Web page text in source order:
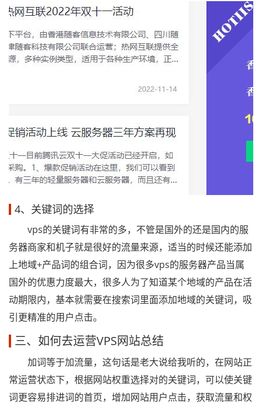
4、关键词的选择
vps的关键词有非常的多，不管是国外的还是国内的服
务器商家和机子就是很好的流量来源，适当的时候还能添加
上地域+产品词的组合词，因为很多vps的服务器产品当属
国外的优惠力度最大，很多人为了知道某个地域的产品在活
动期限内，基本就需要在搜索词里面添加地域的关键词，吸
引更精准的用户点击。
三、如何去运营VPS网站总结
加词等于加流量，这句话是老大说给我听的，在网站正
常运营状态下，根据网站权重选择对的关键词，可以使关键
词更容易排进词的首页，增加网站用户点击，获取流量和权